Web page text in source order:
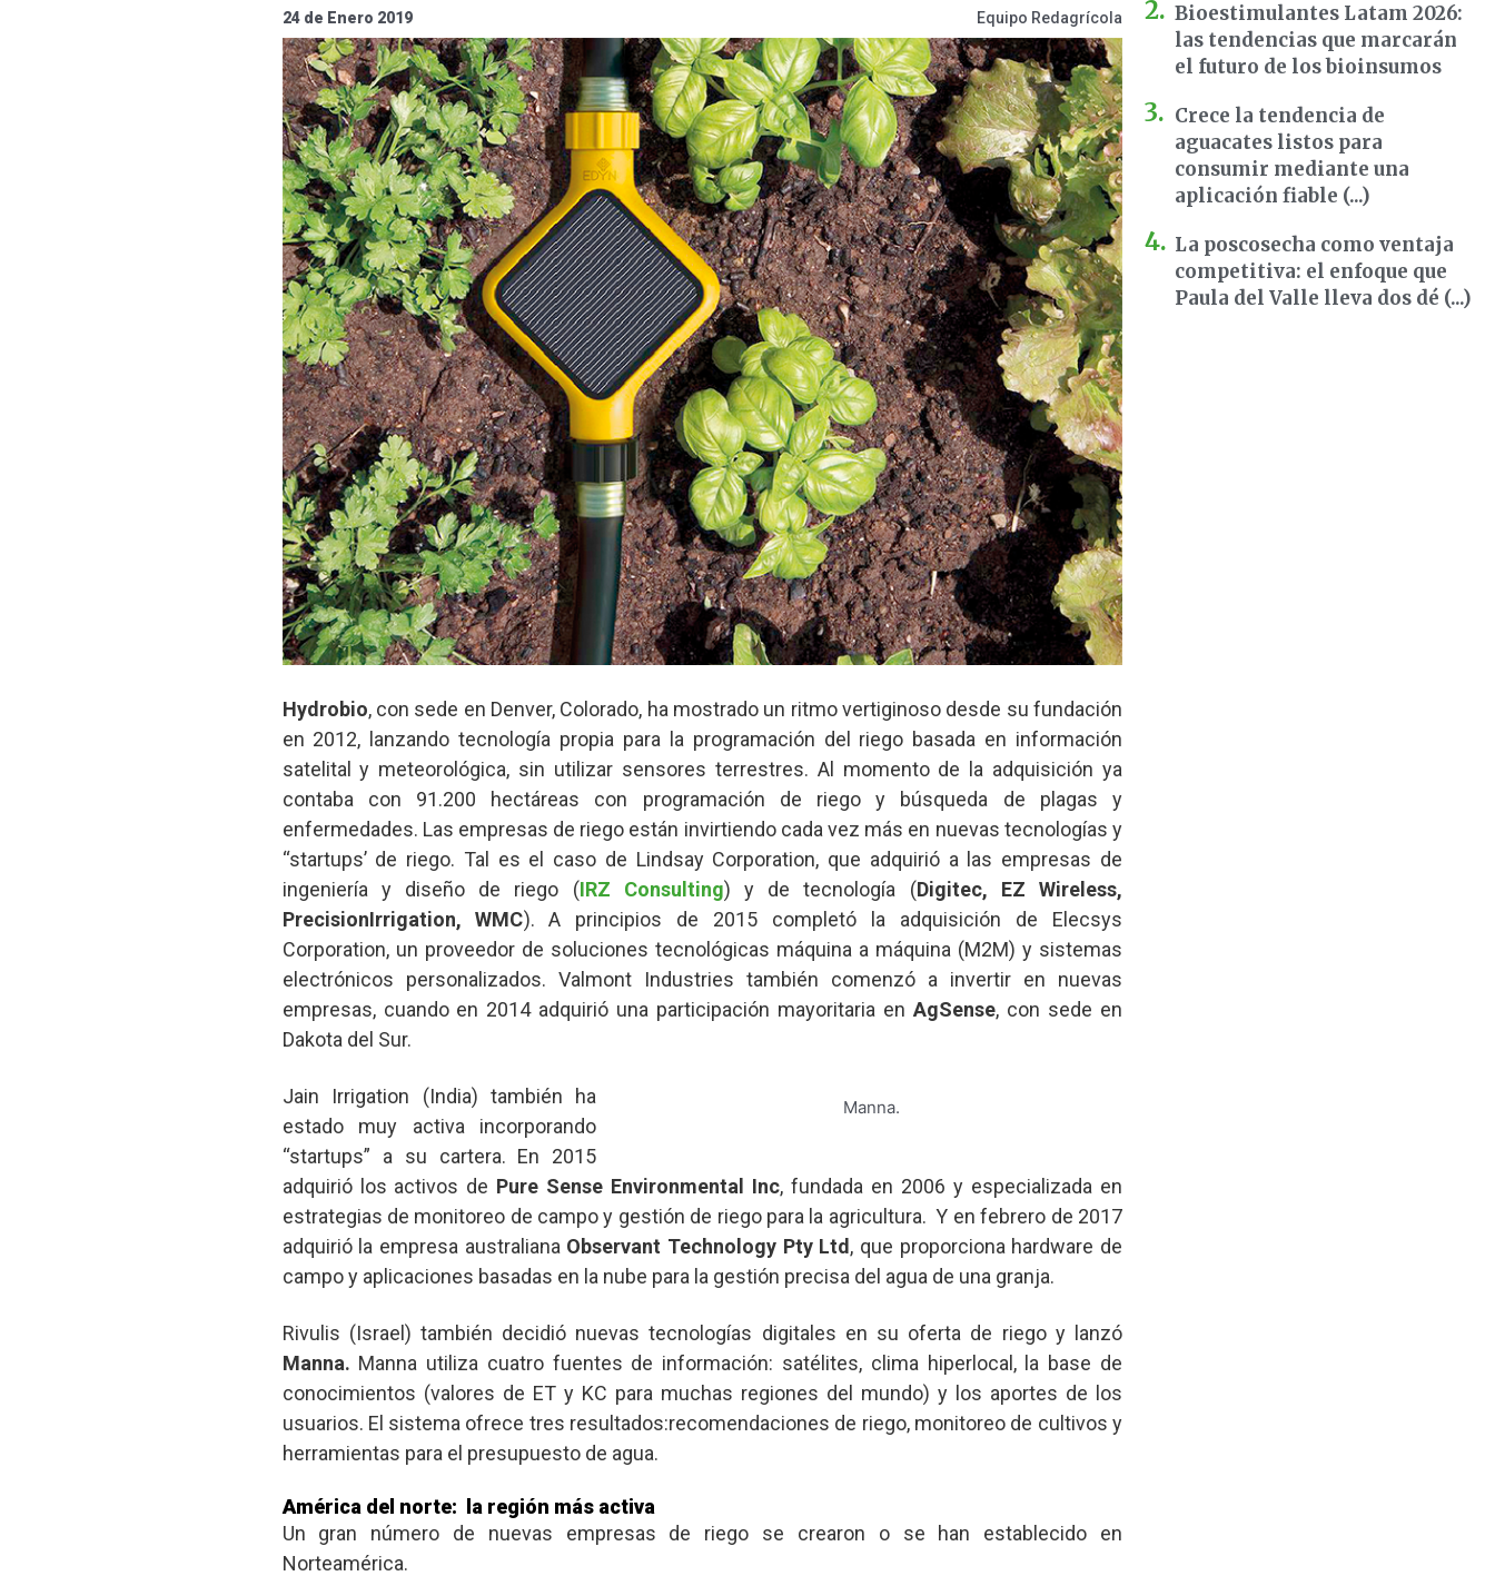
24 de Enero 2019 Equipo Redagrícola
Hydrobio, con sede en Denver, Colorado, ha mostrado un ritmo vertiginoso desde su fundación
en 2012, lanzando tecnología propia para la programación del riego basada en información
satelital y meteorológica, sin utilizar sensores terrestres. Al momento de la adquisición ya
contaba con 91.200 hectáreas con programación de riego y búsqueda de plagas y
enfermedades. Las empresas de riego están invirtiendo cada vez más en nuevas tecnologías y
‘‘startups’ de riego. Tal es el caso de Lindsay Corporation, que adquirió a las empresas de
ingeniería y diseño de riego (IRZ Consulting) y de tecnología (Digitec, EZ Wireless,
PrecisionIrrigation, WMC). A principios de 2015 completó la adquisición de Elecsys
Corporation, un proveedor de soluciones tecnológicas máquina a máquina (M2M) y sistemas
electrónicos personalizados. Valmont Industries también comenzó a invertir en nuevas
empresas, cuando en 2014 adquirió una participación mayoritaria enAgSense, con sede en
Dakota del Sur.
Manna.
Jain Irrigation (India) también ha
estado muy activa incorporando
‘‘startups” a su cartera. En 2015
adquirió los activos de Pure Sense Environmental Inc, fundada en 2006 y especializada en
estrategias de monitoreo de campo y gestión de riego para la agricultura. Y en febrero de 2017
adquirió la empresa australiana Observant Technology Pty Ltd, que proporciona hardware de
campo y aplicaciones basadas en la nube para la gestión precisa del agua de una granja.
Rivulis (Israel) también decidió nuevas tecnologías digitales en su oferta de riego y lanzó
Manna. Manna utiliza cuatro fuentes de información: satélites, clima hiperlocal, la base de
conocimientos (valores de ET y KC para muchas regiones del mundo) y los aportes de los
usuarios. El sistema ofrece tres resultados:recomendaciones de riego, monitoreo de cultivos y
herramientas para el presupuesto de agua.
América del norte: la región más activa
Un gran número de nuevas empresas de riego se crearon o se han establecido en
Norteamérica.
Bioestimulantes Latam 2026:
las tendencias que marcarán
el futuro de los bioinsumos
Crece la tendencia de
aguacates listos para
consumir mediante una
aplicación fiable (...)
La poscosecha como ventaja
competitiva: el enfoque que
Paula del Valle lleva dos dé (...)